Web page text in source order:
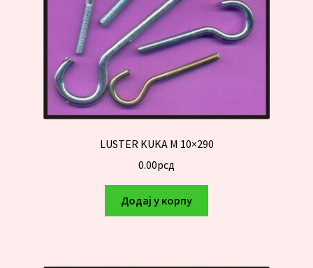
LUSTER KUKA M 10×290
0.00рсд
Додај у корпу